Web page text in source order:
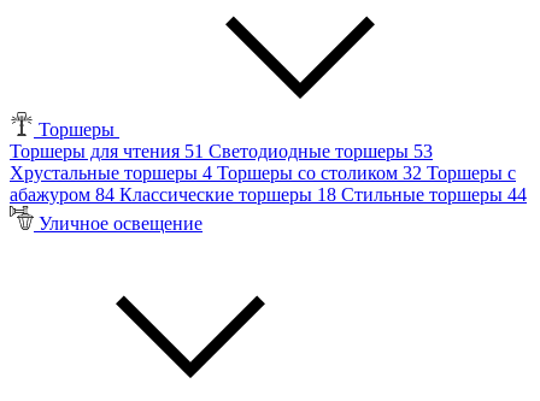
Торшеры
Торшеры для чтения 51 Светодиодные торшеры 53
Хрустальные торшеры 4 Торшеры со столиком 32 Торшеры с
абажуром 84 Классические торшеры 18 Стильные торшеры 44
Уличное освещение